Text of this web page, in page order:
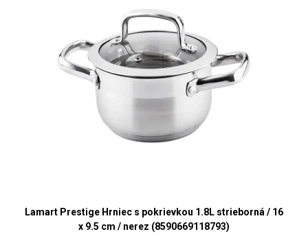
Lamart Prestige Hrniec s pokrievkou 1.8L strieborná / 16
x 9.5 cm / nerez (8590669118793)